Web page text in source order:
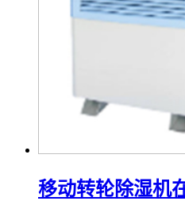
移动转轮除湿机